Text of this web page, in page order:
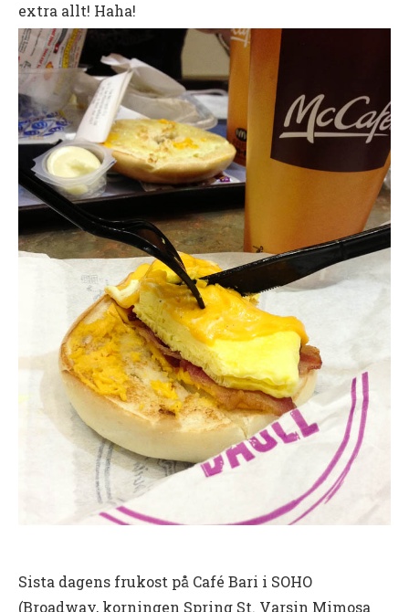
extra allt! Haha!
Sista dagens frukost på Café Bari i SOHO
(Broadway, korningen Spring St. Varsin Mimosa